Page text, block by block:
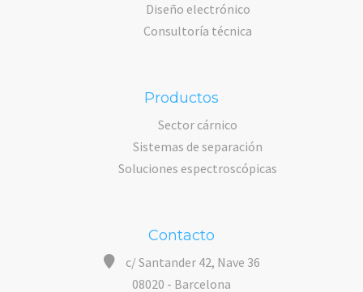
Diseño electrónico
Consultoría técnica
Productos
Sector cárnico
Sistemas de separación
Soluciones espectroscópicas
Contacto
c/ Santander 42, Nave 36
08020 - Barcelona